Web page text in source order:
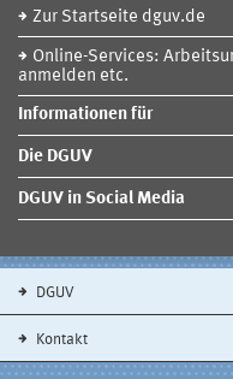
Zur Startseite dguv.de
Online-Services:
anmelden etc.
Informationen für
Die DGUV
DGUV in Social Media
DGUV
Kontakt